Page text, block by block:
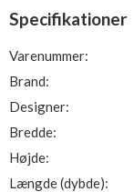
Specifikationer
Varenummer:
Brand:
Designer:
Bredde:
Højde:
Længde (dybde):